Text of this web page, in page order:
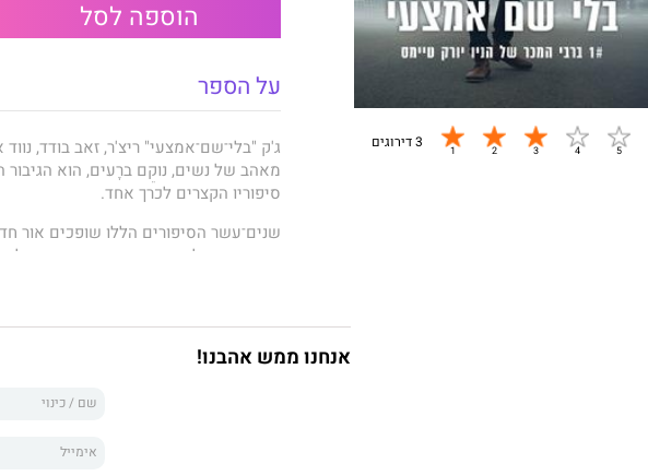
3 דירוגים
הוספה לסל
על הספר
ג'ק "בלי־שם־אמצעי" ריצ'ר, זאב בודד,
מאהב של נשים, נוקֵם ברָעים, הוא הגיבור
סיפוריו הקצרים לכרך אחד.
שנים־עשר הסיפורים הללו שופכים אור
ומשפחתו, על הדרך שבה התפתח והפך
העולם אחד מספריו על הגיבור שלו ג'ק
אנחנו ממש אהבנו!